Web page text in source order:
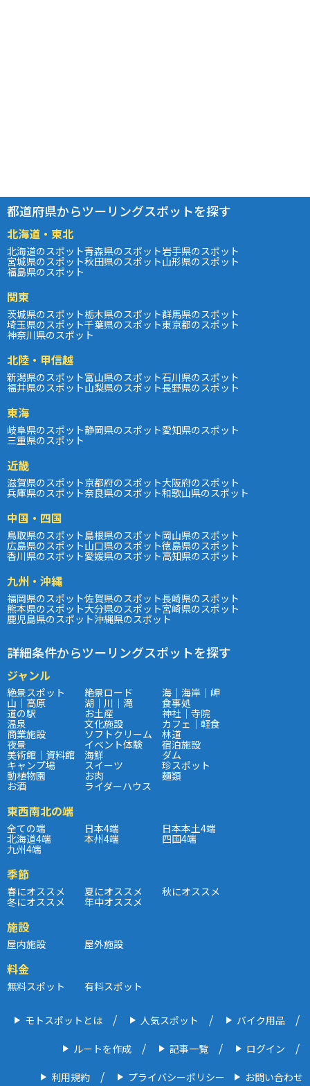
都道府県からツーリングスポットを探す
北海道・東北
北海道のスポット青森県のスポット岩手県のスポット
宮城県のスポット秋田県のスポット山形県のスポット
福島県のスポット
関東
茨城県のスポット栃木県のスポット群馬県のスポット
埼玉県のスポット千葉県のスポット東京都のスポット
神奈川県のスポット
北陸・甲信越
新潟県のスポット富山県のスポット石川県のスポット
福井県のスポット山梨県のスポット長野県のスポット
東海
岐阜県のスポット静岡県のスポット愛知県のスポット
三重県のスポット
近畿
滋賀県のスポット京都府のスポット大阪府のスポット
兵庫県のスポット奈良県のスポット和歌山県のスポット
中国・四国
鳥取県のスポット島根県のスポット岡山県のスポット
広島県のスポット山口県のスポット徳島県のスポット
香川県のスポット愛媛県のスポット高知県のスポット
九州・沖縄
福岡県のスポット佐賀県のスポット長崎県のスポット
熊本県のスポット大分県のスポット宮崎県のスポット
鹿児島県のスポット沖縄県のスポット
詳細条件からツーリングスポットを探す
ジャンル
絶景スポット 絶景ロード 海｜海岸｜岬
山｜高原 湖｜川｜滝 食事処
道の駅 お土産 神社｜寺院
温泉 文化施設 カフェ｜軽食
商業施設 ソフトクリーム 林道
夜景 イベント体験 宿泊施設
美術館｜資料館 海鮮 ダム
キャンプ場 スイーツ 珍スポット
動植物園 お肉 麺類
お酒 ライダーハウス
東西南北の端
全ての端 日本4端 日本本土4端
北海道4端 本州4端 四国4端
九州4端
季節
春にオススメ 夏にオススメ 秋にオススメ
冬にオススメ 年中オススメ
施設
屋内施設 屋外施設
料金
無料スポット 有料スポット
モトスポットとは 人気スポット バイク用品
ルートを作成 記事一覧 ログイン
利用規約 プライバシーポリシー お問い合わせ